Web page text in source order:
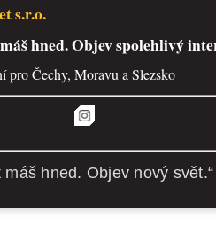
s.r.o.
hned. Objev spolehlivý
pro Čechy, Moravu a Slezsko
hned. Objev nový svět.“